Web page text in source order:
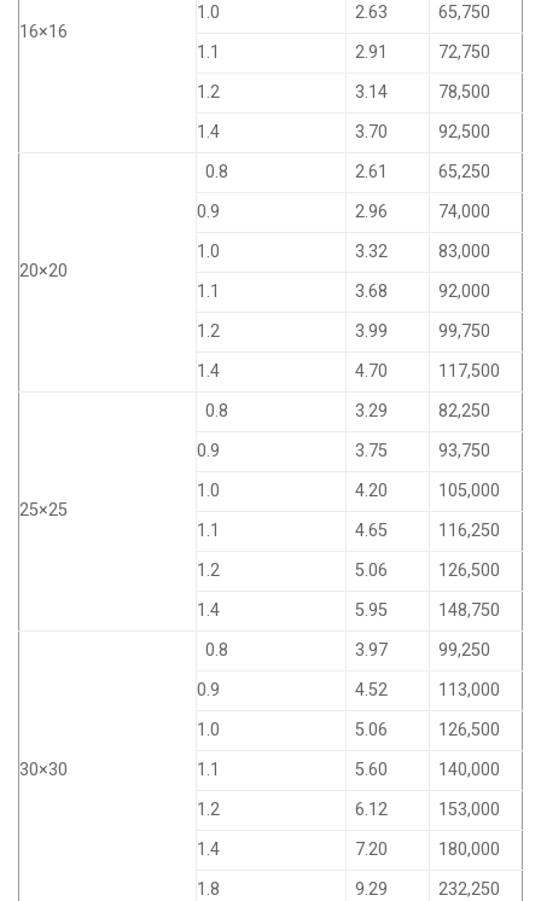
16×16
1.0
2.63
65,750
1.1
2.91
72,750
1.2
3.14
78,500
1.4
3.70 92,500
20×20
0.8 2.61
65,250
0.9
2.96
74,000
1.0
3.32
83,000
1.1
3.68
92,000
1.2
3.99
99,750
1.4
4.70 117,500
25×25
0.8 3.29
82,250
0.9
3.75
93,750
1.0
4.20
105,000
1.1
4.65
116,250
1.2
5.06
126,500
1.4
5.95 148,750
30×30
0.8 3.97
99,250
0.9
4.52
113,000
1.0
5.06
126,500
1.1
5.60
140,000
1.2
6.12
153,000
1.4
7.20
180,000
1.8
9.29 232,250